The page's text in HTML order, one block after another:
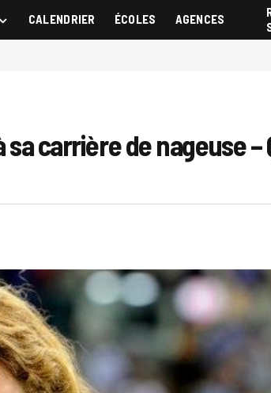
CALENDRIER ÉCOLES AGENCES
carrière de nageuse –